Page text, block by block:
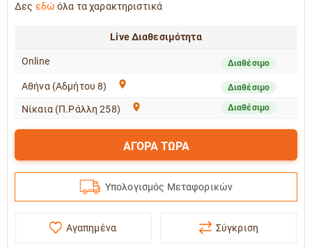
Δες εδώ όλα τα χαρακτηριστικά
Live Διαθεσιμότητα
Online Διαθέσιμο
Αθήνα (Αδμήτου 8) Διαθέσιμο
Νίκαια (Π.Ράλλη 258) Διαθέσιμο
ΑΓΟΡΑ ΤΩΡΑ
Υπολογισμός Μεταφορικών
Αγαπημένα Σύγκριση